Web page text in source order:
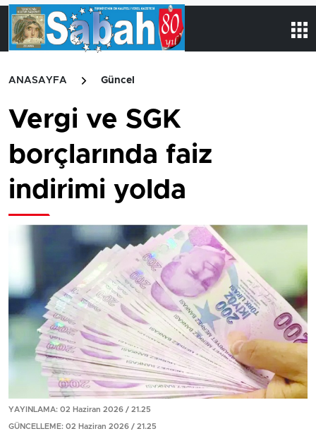
ANASAYFA Güncel
Vergi ve SGK
borçlarında faiz
indirimi yolda
YAYINLAMA: 02 Haziran 2026 / 21.25
GÜNCELLEME: 02 Haziran 2026 / 21.25